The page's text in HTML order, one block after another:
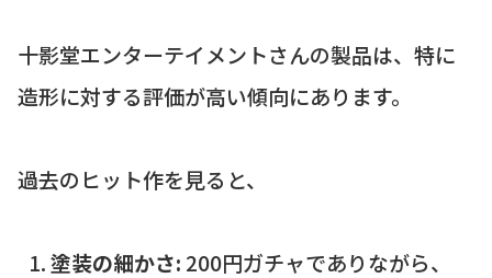
十影堂エンターテイメントさんの製品は、特に
造形に対する評価が高い傾向にあります。
過去のヒット作を見ると、
塗装の細かさ: 200円ガチャでありながら、